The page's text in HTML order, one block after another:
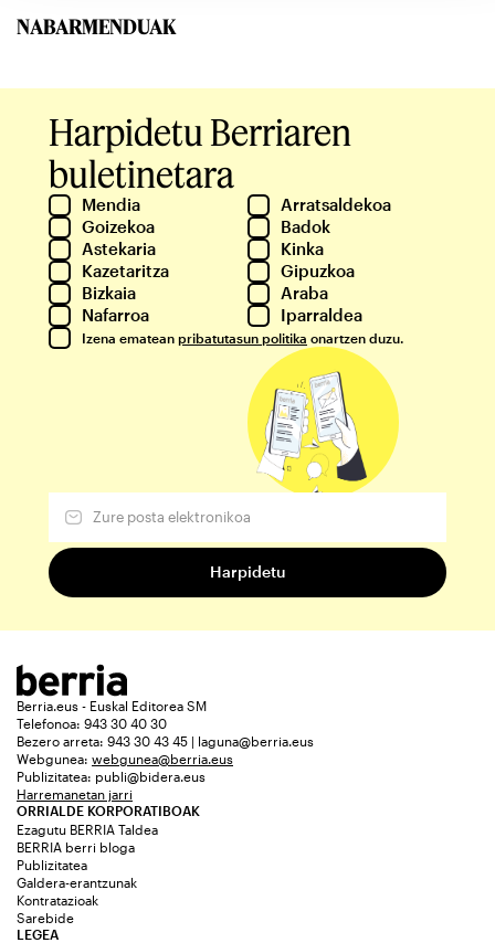
NABARMENDUAK
Harpidetu Berriaren
buletinetara
Mendia
Arratsaldekoa
Goizekoa
Badok
Astekaria
Kinka
Kazetaritza
Gipuzkoa
Bizkaia
Araba
Nafarroa
Iparraldea
Izena ematean pribatutasun politika onartzen duzu.
Berria.eus - Euskal Editorea SM
Telefonoa: 943 30 40 30
Bezero arreta: 943 30 43 45 | laguna@berria.eus
Webgunea: webgunea@berria.eus
Publizitatea: publi@bidera.eus
Harremanetan jarri
ORRIALDE KORPORATIBOAK
Ezagutu BERRIA Taldea
BERRIA berri bloga
Publizitatea
Galdera-erantzunak
Kontratazioak
Sarebide
LEGEA